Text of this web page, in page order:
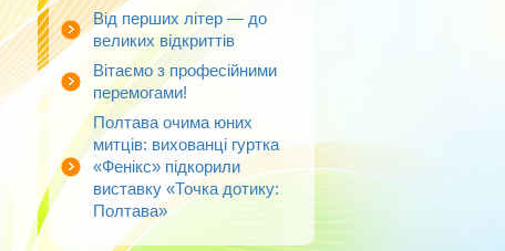
Від перших літер — до
великих відкриттів
Вітаємо з професійними
перемогами!
Полтава очима юних
митців: вихованці гуртка
«Фенікс» підкорили
виставку «Точка дотику:
Полтава»